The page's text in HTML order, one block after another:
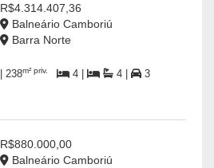
R$4.314.407,36
Balneário Camboriú
Barra Norte
| 238m² priv. 4 | 4 | 3
R$880.000,00
Balneário Camboriú